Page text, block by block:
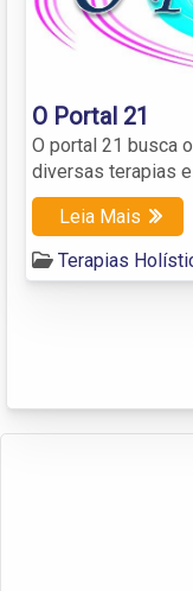
O Portal 21
O portal 21 busca
diversas terapias
Leia Mais
Terapias